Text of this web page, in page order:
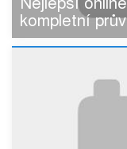
kompletní